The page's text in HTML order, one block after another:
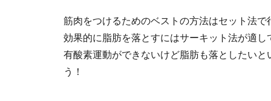
筋肉をつけるためのベストの方法はセット法
効果的に脂肪を落とすにはサーキット法が適
有酸素運動ができないけど脂肪も落としたい
う！